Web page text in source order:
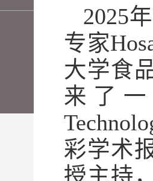
2025年
专家
大学食
来了
彩学术
授主持